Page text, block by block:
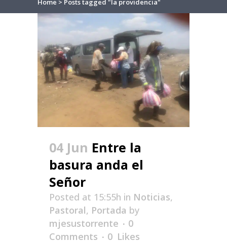
04 Jun Entre la
basura anda el
Señor
Posted at 15:55h in Noticias,
Pastoral, Portada by
mjesustorrente
0
Comments
0 Likes